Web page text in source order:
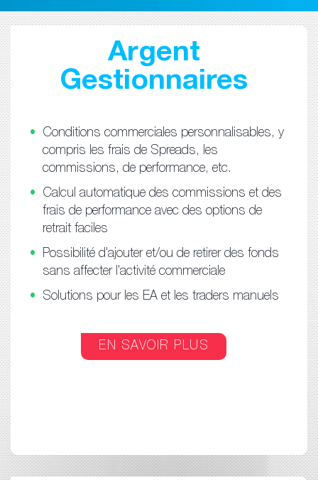
Argent
Gestionnaires
Conditions commerciales personnalisables, y
compris les frais de Spreads, les
commissions, de performance, etc.
Calcul automatique des commissions et des
frais de performance avec des options de
retrait faciles
Possibilité d'ajouter et/ou de retirer des fonds
sans affecter l'activité commerciale
Solutions pour les EA et les traders manuels
EN SAVOIR PLUS